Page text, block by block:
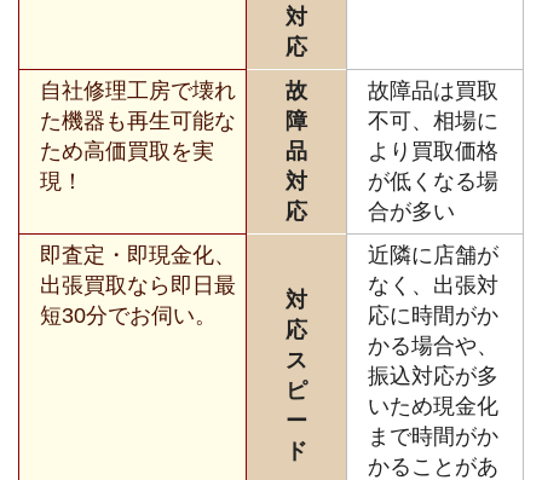
対
応
自社修理工房で壊れ
た機器も再生可能な
ため高価買取を実
現！
故
障
品
対
応
故障品は買取
不可、相場に
より買取価格
が低くなる場
合が多い
即査定・即現金化、
出張買取なら即日最
短30分でお伺い。
対
応
ス
ピ
ー
ド
近隣に店舗が
なく、出張対
応に時間がか
かる場合や、
振込対応が多
いため現金化
まで時間がか
かることがあ